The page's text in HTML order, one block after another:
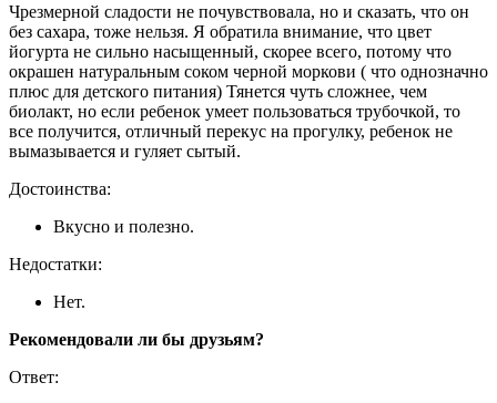
Чрезмерной сладости не почувствовала, но и сказать, что он
без сахара, тоже нельзя. Я обратила внимание, что цвет
йогурта не сильно насыщенный, скорее всего, потому что
окрашен натуральным соком черной моркови ( что однозначно
плюс для детского питания) Тянется чуть сложнее, чем
биолакт, но если ребенок умеет пользоваться трубочкой, то
все получится, отличный перекус на прогулку, ребенок не
вымазывается и гуляет сытый.
Достоинства:
Вкусно и полезно.
Недостатки:
Нет.
Рекомендовали ли бы друзьям?
Ответ: